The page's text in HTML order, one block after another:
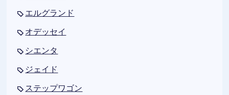
エルグランド
オデッセイ
シエンタ
ジェイド
ステップワゴン